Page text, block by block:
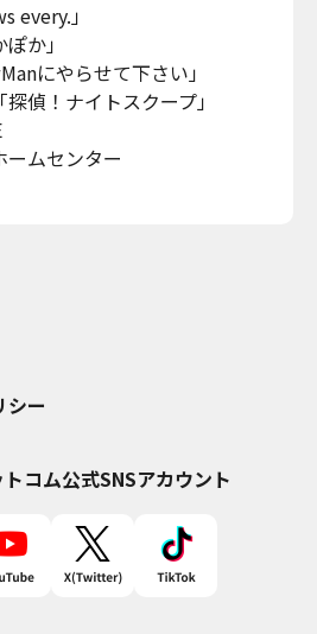
every.」
か」
にやらせて下さい」
偵！ナイトスクープ」
ームセンター
シー
コム公式SNSアカウント